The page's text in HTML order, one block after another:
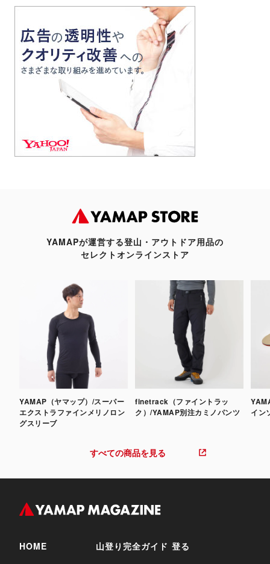
YAMAPが運営する登山・アウトドア用品の
セレクトオンラインストア
YAMAP（ヤマップ）/スーパー
エクストラファインメリノロン
グスリーブ
finetrack（ファイントラッ
ク）/YAMAP別注カミノパンツ
イン
すべての商品を見る
HOME 山登り完全ガイド 登る